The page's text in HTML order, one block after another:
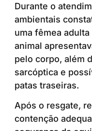
Durante o
ambientais
uma fêmea
animal
pelo corpo, além
sarcóptica e
patas traseiras.
Após o resgate,
contenção